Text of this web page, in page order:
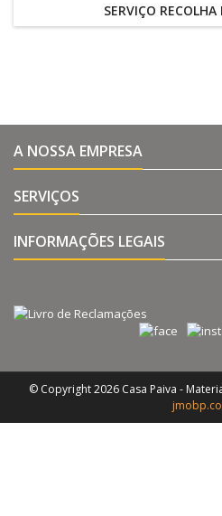
SERVIÇO
A NOSSA EMPRESA
SERVIÇOS
INFORMAÇÕES LEGAIS
© Copyright 2026 Casa Paiva -